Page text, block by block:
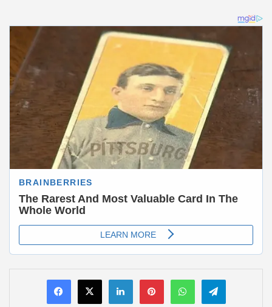
LinkedInPinterestWhatsAppTelegram